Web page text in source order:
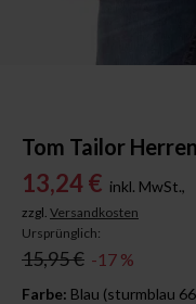
Tom Tailor
13,24 € inkl. MwSt.,
zzgl. Versandkosten
Ursprünglich:
15,95 € -17 %
Farbe: Blau (sturmblau